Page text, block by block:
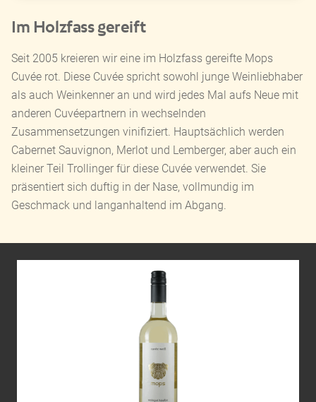
Im Holzfass gereift
Seit 2005 kreieren wir eine im Holzfass gereifte Mops
Cuvée rot. Diese Cuvée spricht sowohl junge Weinliebhaber
als auch Weinkenner an und wird jedes Mal aufs Neue mit
anderen Cuvéepartnern in wechselnden
Zusammensetzungen vinifiziert. Hauptsächlich werden
Cabernet Sauvignon, Merlot und Lemberger, aber auch ein
kleiner Teil Trollinger für diese Cuvée verwendet. Sie
präsentiert sich duftig in der Nase, vollmundig im
Geschmack und langanhaltend im Abgang.